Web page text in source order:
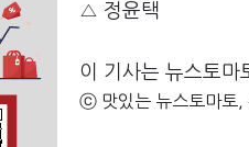
△ 정윤택
이 기사는 뉴스토마
ⓒ 맛있는 뉴스토마토,